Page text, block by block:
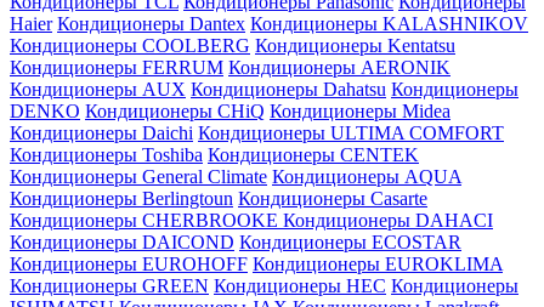
Haier Кондиционеры Dantex Кондиционеры KALASHNIKOV
Кондиционеры СOOLBERG Кондиционеры Kentatsu
Кондиционеры FERRUM Кондиционеры AERONIK
Кондиционеры AUX Кондиционеры Dahatsu Кондиционеры
DENKO Кондиционеры CHiQ Кондиционеры Midea
Кондиционеры Daichi Кондиционеры ULTIMA COMFORT
Кондиционеры Toshiba Кондиционеры CENTEK
Кондиционеры General Climate Кондиционеры AQUA
Кондиционеры Berlingtoun Кондиционеры Casarte
Кондиционеры CHERBROOKE Кондиционеры DAHACI
Кондиционеры DAICOND Кондиционеры ECOSTAR
Кондиционеры EUROHOFF Кондиционеры EUROKLIMA
Кондиционеры GREEN Кондиционеры HEC Кондиционеры